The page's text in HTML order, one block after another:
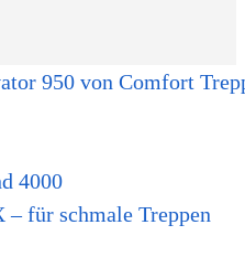
950 von Comfort
4000
für schmale Treppen